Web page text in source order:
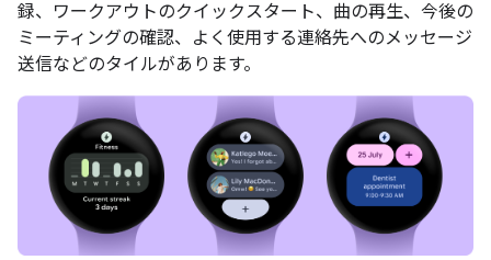
録、ワークアウトのクイックスタート、曲の再生、今後の
ミーティングの確認、よく使用する連絡先へのメッセージ
送信などのタイルがあります。